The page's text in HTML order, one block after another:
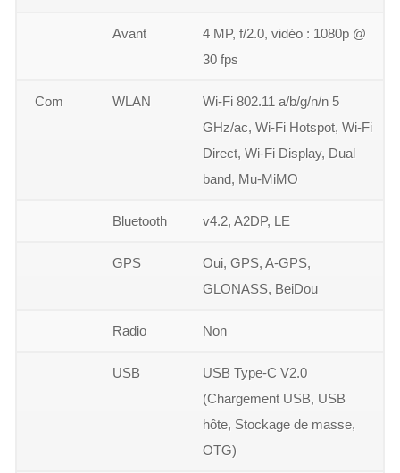
Avant
4 MP, f/2.0, vidéo : 1080p @
30 fps
Com WLAN
Wi-Fi 802.11 a/b/g/n/n 5
GHz/ac, Wi-Fi Hotspot, Wi-Fi
Direct, Wi-Fi Display, Dual
band, Mu-MiMO
Bluetooth v4.2, A2DP, LE
GPS
Oui, GPS, A-GPS,
GLONASS, BeiDou
Radio Non
USB
USB Type-C V2.0
(Chargement USB, USB
hôte, Stockage de masse,
OTG)